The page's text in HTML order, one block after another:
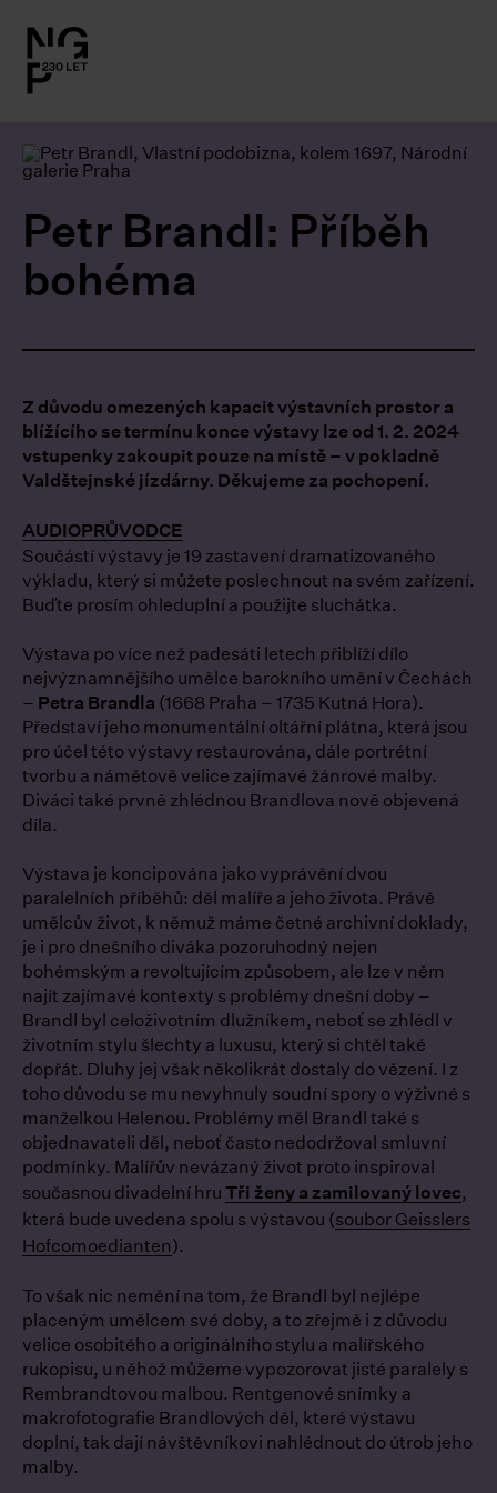
Petr Brandl: Příběh
bohéma
Z důvodu omezených kapacit výstavních prostor a
blížícího se termínu konce výstavy lze od 1. 2. 2024
vstupenky zakoupit pouze na místě – v pokladně
Valdštejnské jízdárny. Děkujeme za pochopení.
AUDIOPRŮVODCE
Součástí výstavy je 19 zastavení dramatizovaného
výkladu, který si můžete poslechnout na svém zařízení.
Buďte prosím ohleduplní a použijte sluchátka.
Výstava po více než padesáti letech přiblíží dílo
nejvýznamnějšího umělce barokního umění v Čechách
– Petra Brandla (1668 Praha – 1735 Kutná Hora).
Představí jeho monumentální oltářní plátna, která jsou
pro účel této výstavy restaurována, dále portrétní
tvorbu a námětově velice zajímavé žánrové malby.
Diváci také prvně zhlédnou Brandlova nově objevená
díla.
Výstava je koncipována jako vyprávění dvou
paralelních příběhů: děl malíře a jeho života. Právě
umělcův život, k němuž máme četné archivní doklady,
je i pro dnešního diváka pozoruhodný nejen
bohémským a revoltujícím způsobem, ale lze v něm
najít zajímavé kontexty s problémy dnešní doby –
Brandl byl celoživotním dlužníkem, neboť se zhlédl v
životním stylu šlechty a luxusu, který si chtěl také
dopřát. Dluhy jej však několikrát dostaly do vězení. I z
toho důvodu se mu nevyhnuly soudní spory o výživné s
manželkou Helenou. Problémy měl Brandl také s
objednavateli děl, neboť často nedodržoval smluvní
podmínky. Malířův nevázaný život proto inspiroval
současnou divadelní hru Tři ženy a zamilovaný lovec,
která bude uvedena spolu s výstavou (soubor Geisslers
Hofcomoedianten).
To však nic nemění na tom, že Brandl byl nejlépe
placeným umělcem své doby, a to zřejmě i z důvodu
velice osobitého a originálního stylu a malířského
rukopisu, u něhož můžeme vypozorovat jisté paralely s
Rembrandtovou malbou. Rentgenové snímky a
makrofotografie Brandlových děl, které výstavu
doplní, tak dají návštěvníkovi nahlédnout do útrob jeho
malby.